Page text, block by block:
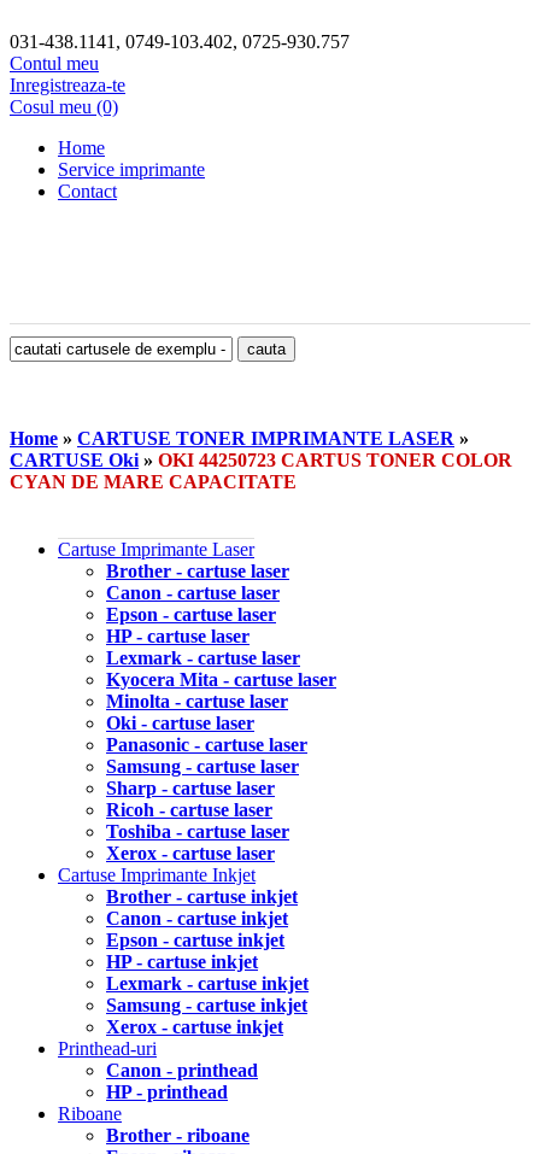
031-438.1141, 0749-103.402, 0725-930.757
Contul meu
Inregistreaza-te
Cosul meu (0)
Home
Service imprimante
Contact
Home » CARTUSE TONER IMPRIMANTE LASER »
CARTUSE Oki » OKI 44250723 CARTUS TONER COLOR
CYAN DE MARE CAPACITATE
Cartuse Imprimante Laser
Brother - cartuse laser
Canon - cartuse laser
Epson - cartuse laser
HP - cartuse laser
Lexmark - cartuse laser
Kyocera Mita - cartuse laser
Minolta - cartuse laser
Oki - cartuse laser
Panasonic - cartuse laser
Samsung - cartuse laser
Sharp - cartuse laser
Ricoh - cartuse laser
Toshiba - cartuse laser
Xerox - cartuse laser
Cartuse Imprimante Inkjet
Brother - cartuse inkjet
Canon - cartuse inkjet
Epson - cartuse inkjet
HP - cartuse inkjet
Lexmark - cartuse inkjet
Samsung - cartuse inkjet
Xerox - cartuse inkjet
Printhead-uri
Canon - printhead
HP - printhead
Riboane
Brother - riboane